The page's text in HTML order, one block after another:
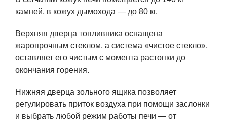
камней, в кожух дымохода — до 80 кг.
Верхняя дверца топливника оснащена
жаропрочным стеклом, а система «чистое стекло»,
оставляет его чистым с момента растопки до
окончания горения.
Нижняя дверца зольного ящика позволяет
регулировать приток воздуха при помощи заслонки
и выбрать любой режим работы печи — от